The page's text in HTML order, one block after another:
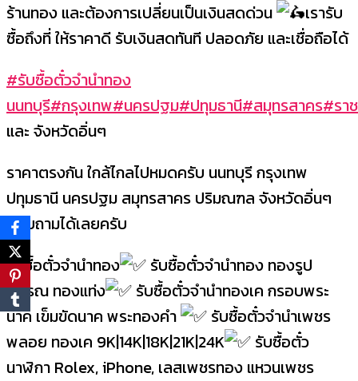
ร้านทอง และต้องการเปลี่ยนเป็นเงินสดด่วน
เรารับ
ซื้อถึงที่ ให้ราคาดี รับเงินสดทันที ปลอดภัย และเชื่อถือได้
#รับซื้อตั๋วจำนำทอง
นนทบุรี#กรุงเทพ#นครปฐม#ปทุมธานี#สมุทรสาคร#รา
และ จังหวัดอิ่นๆ
ราคาตรงกัน ใกล้ไกลไปหมดครับ นนทบุรี กรุงเทพ
ปทุมธานี นครปฐม สมุทรสาคร ปริมณฑล จังหวัดอิ่นๆ
สอบถามได้เลยครับ
รับซื้อตั๋วจำนำทอง
รับซื้อตั๋วจำนำทอง ทองรูป
พรรณ ทองแท่ง
รับซื้อตั๋วจำนำทองเค กรอบพระ
นาค เข็มขัดนาค พระทองคำ
รับซื้อตั๋วจำนำเพชร
พลอย ทองเค 9K|14K|18K|21K|24K
รับซื้อตั๋ว
นาฬิกา Rolex, iPhone, เลสเพชรทอง แหวนเพชร